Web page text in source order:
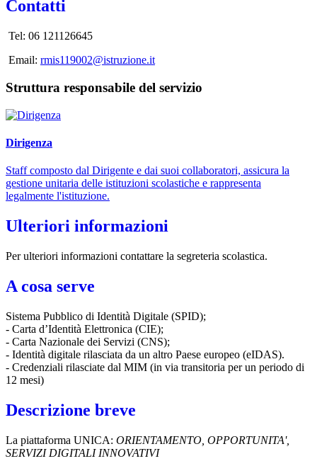
Contatti
Tel: 06 121126645
Email: rmis119002@istruzione.it
Struttura responsabile del servizio
Dirigenza
Staff composto dal Dirigente e dai suoi collaboratori, assicura la
gestione unitaria delle istituzioni scolastiche e rappresenta
legalmente l'istituzione.
Ulteriori informazioni
Per ulteriori informazioni contattare la segreteria scolastica.
A cosa serve
Sistema Pubblico di Identità Digitale (SPID);
- Carta d’Identità Elettronica (CIE);
- Carta Nazionale dei Servizi (CNS);
- Identità digitale rilasciata da un altro Paese europeo (eIDAS).
- Credenziali rilasciate dal MIM (in via transitoria per un periodo di
12 mesi)
Descrizione breve
La piattaforma UNICA: ORIENTAMENTO, OPPORTUNITA',
SERVIZI DIGITALI INNOVATIVI